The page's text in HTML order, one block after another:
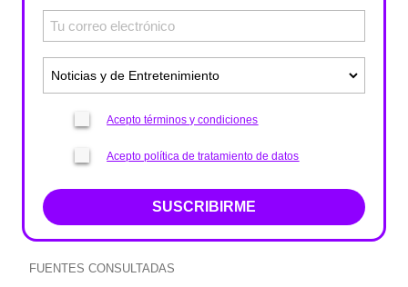
Acepto términos y condiciones
Acepto política de tratamiento de datos
SUSCRIBIRME
FUENTES CONSULTADAS